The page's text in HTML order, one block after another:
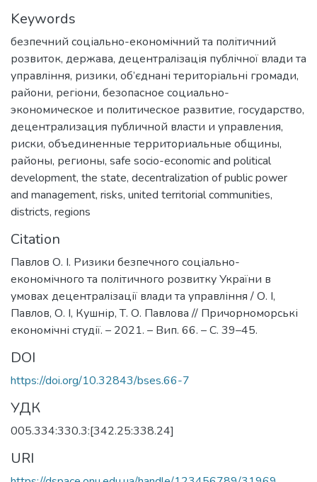
Keywords
безпечний соціально-економічний та політичний
розвиток, держава, децентралізація публічної влади та
управління, ризики, об’єднані територіальні громади,
райони, регіони, безопасное социально-
экономическое и политическое развитие, государство,
децентрализация публичной власти и управления,
риски, объединенные территориальные общины,
районы, регионы, safe socio-economic and political
development, the state, decentralization of public power
and management, risks, united territorial communities,
districts, regions
Citation
Павлов О. І. Ризики безпечного соціально-
економічного та політичного розвитку України в
умовах децентралізації влади та управління / О. І,
Павлов, О. І, Кушнір, Т. О. Павлова // Причорноморські
економічні студії. – 2021. – Вип. 66. – С. 39–45.
DOI
https://doi.org/10.32843/bses.66-7
УДК
005.334:330.3:[342.25:338.24]
URI